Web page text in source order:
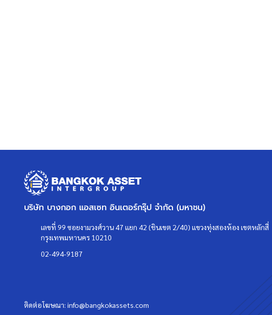
บริษัท บางกอก แอสเซท อินเตอร์กรุ๊ป จำกัด (มหาชน)
เลขที่ 99 ซอยงามวงศ์วาน 47 แยก 42 (ชินเขต 2/40) แขวงทุ่งสองห้อง เขตหลักสี่
กรุงเทพมหานคร 10210
02-494-9187
ติดต่อโฆษณา: info@bangkokassets.com